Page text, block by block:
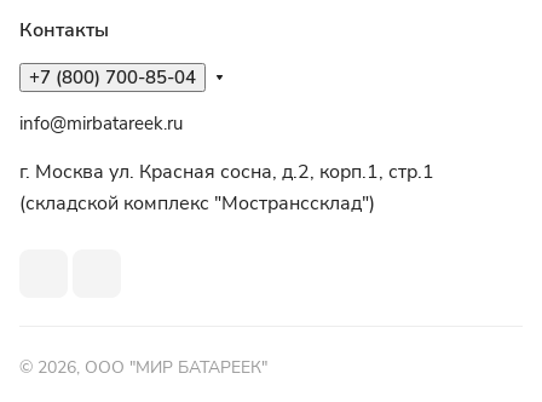
Контакты
+7 (800) 700-85-04
info@mirbatareek.ru
г. Москва ул. Красная сосна, д.2, корп.1, стр.1
(складской комплекс "Мостранссклад")
© 2026, ООО "МИР БАТАРЕЕК"